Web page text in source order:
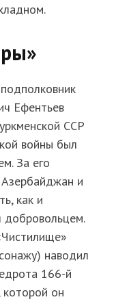
Ефентьев
ССР
войны был
За его
и
как и
добровольцем.
наводил
166-й
он